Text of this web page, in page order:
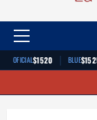
Menú
principal
OFICIAL$1520 | BLUE